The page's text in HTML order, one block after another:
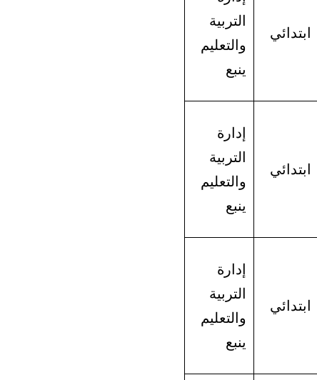
ابتدائي
التربية
والتعليم
ينبع
ابتدائي
إدارة
التربية
والتعليم
ينبع
ابتدائي
إدارة
التربية
والتعليم
ينبع